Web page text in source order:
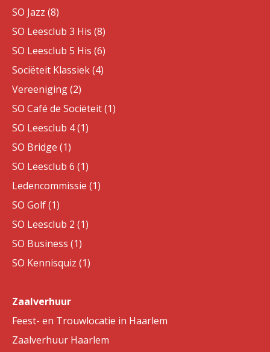
SO Jazz (8)
SO Leesclub 3 His (8)
SO Leesclub 5 His (6)
Sociëteit Klassiek (4)
Vereeniging (2)
SO Café de Sociëteit (1)
SO Leesclub 4 (1)
SO Bridge (1)
SO Leesclub 6 (1)
Ledencommissie (1)
SO Golf (1)
SO Leesclub 2 (1)
SO Business (1)
SO Kennisquiz (1)
Zaalverhuur
Feest- en Trouwlocatie in Haarlem
Zaalverhuur Haarlem